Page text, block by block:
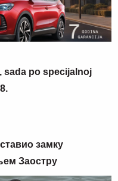
sada po specijalnoj
замку
Заостру